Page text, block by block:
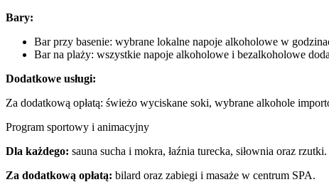
Bary:
Bar przy basenie: wybrane lokalne napoje alkoholowe w
Bar na plaży: wszystkie napoje alkoholowe i bezalkoholowe
Dodatkowe usługi:
Za dodatkową opłatą: świeżo wyciskane soki, wybrane alkohole
Program sportowy i animacyjny
Dla każdego: sauna sucha i mokra, łaźnia turecka, siłownia oraz rzutki.
Za dodatkową opłatą: bilard oraz zabiegi i masaże w centrum SPA.